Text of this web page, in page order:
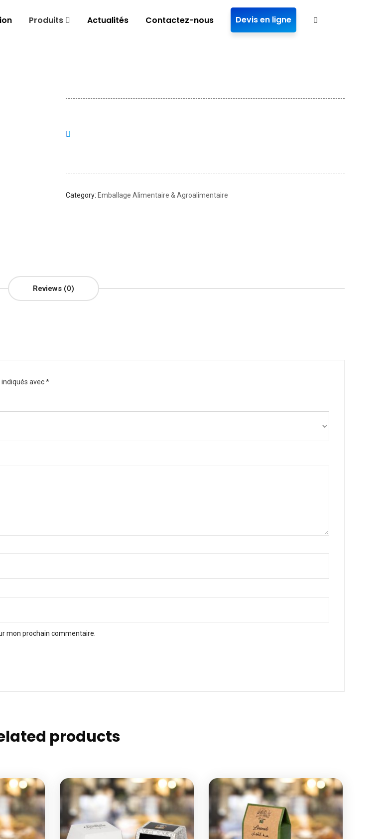
Produits Actualités Contactez-nous Devis en ligne
Category: Emballage Alimentaire & Agroalimentaire
Reviews (0)
avec*
mon prochain commentaire.
products